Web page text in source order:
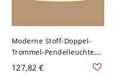
Moderne Stoff-Doppel-
Trommel-Pendelleuchte,
mehrlagige
127,82 €